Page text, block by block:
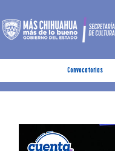
Convocatorias